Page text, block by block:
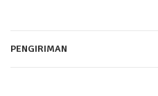
PENGIRIMAN